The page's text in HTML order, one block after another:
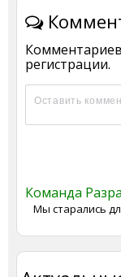
регистрации.
Команда
Мы старались